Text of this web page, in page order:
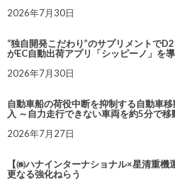
2026年7月30日
“独自開発こだわり”のサプリメントで
がEC自動出荷アプリ「シッピーノ」を
2026年7月30日
自動車船の荷役中断を抑制する自動車
入 ～自力走行できない車両を約5分で移
2026年7月27日
【㈱ハナインターナショナル×星清重
更なる強化ねらう